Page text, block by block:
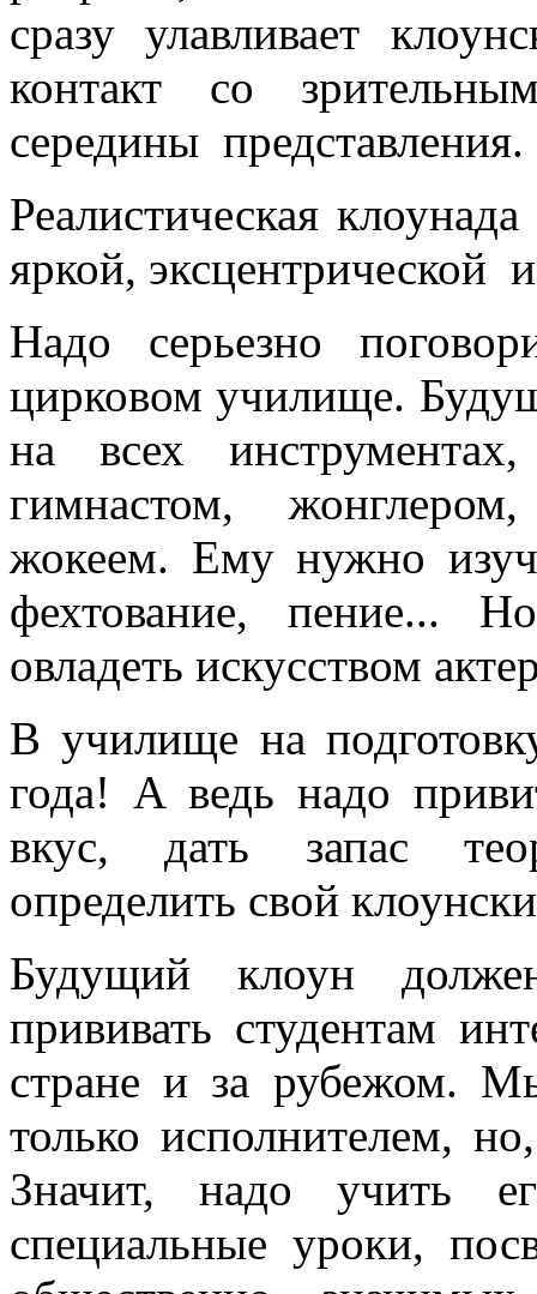
сразу улавливает
контакт со
середины представления.
Реалистическая
яркой,
Надо серьезно
цирковом училище.
на всех
гимнастом,
жокеем. Ему нужно
фехтование, пение...
овладеть искусством
В училище на
года! А ведь надо
вкус, дать запас
определить свой
Будущий клоун
прививать студентам
стране и за рубежом.
только исполнителем,
Значит, надо учить
специальные уроки,